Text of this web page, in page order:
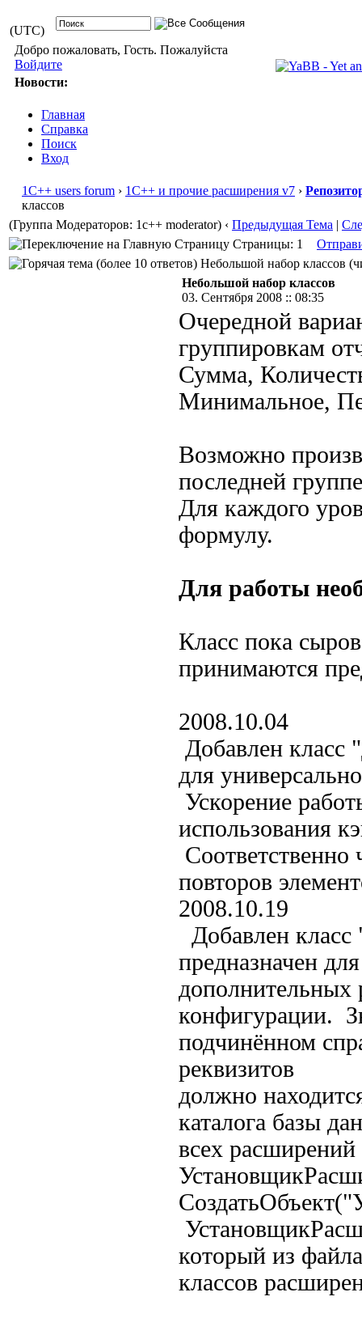
(UTC)
Добро пожаловать, Гость. Пожалуйста
Войдите
Новости:
Главная
Справка
Поиск
Вход
1С++ users forum › 1С++ и прочие расширения v7 ›
классов
(Группа Модераторов: 1c++ moderator) ‹ Предыдущая Тема |
Страницы: 1
Небольшой набор классов
Небольшой набор классов
03. Сентября 2008 :: 08:35
Очередной
группировкам
Сумма,
Минимальное,
Возможно
последней
Для каждого
формулу.
Для работы
Класс пока
принимаются
2008.10.04
Добавлен класс
для
Ускорение
использования
повторов
2008.10.19
Добавлен
предназначен
конфигурации.
подчинённом
реквизитов
должно
каталога базы
всех расширений
который из
классов